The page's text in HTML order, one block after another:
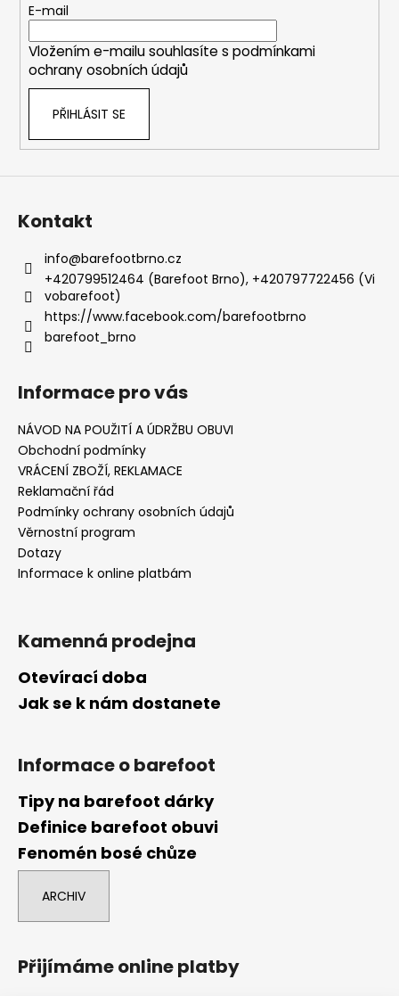
E-mail
Vložením e-mailu souhlasíte s podmínkami
ochrany osobních údajů
PŘIHLÁSIT SE
Kontakt
info@barefootbrno.cz
+420799512464 (Barefoot Brno), +420797722456 (Vi
vobarefoot)
https://www.facebook.com/barefootbrno
barefoot_brno
Informace pro vás
NÁVOD NA POUŽITÍ A ÚDRŽBU OBUVI
Obchodní podmínky
VRÁCENÍ ZBOŽÍ, REKLAMACE
Reklamační řád
Podmínky ochrany osobních údajů
Věrnostní program
Dotazy
Informace k online platbám
Kamenná prodejna
Otevírací doba
Jak se k nám dostanete
Informace o barefoot
Tipy na barefoot dárky
Definice barefoot obuvi
Fenomén bosé chůze
ARCHIV
Přijímáme online platby